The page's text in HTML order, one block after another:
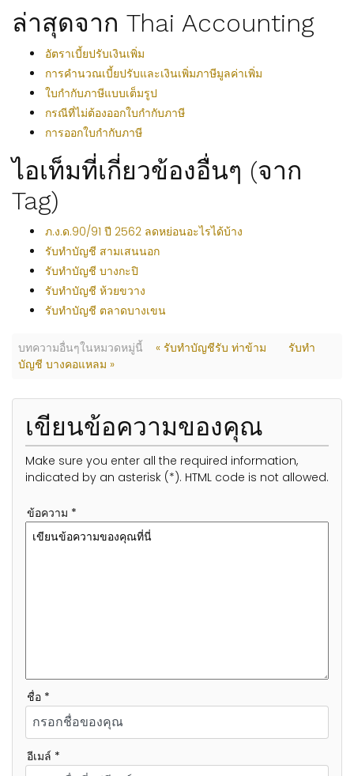
ล่าสุดจาก Thai Accounting
อัตราเบี้ยปรับเงินเพิ่ม
การคำนวณเบี้ยปรับและเงินเพิ่มภาษีมูลค่าเพิ่ม
ใบกำกับภาษีแบบเต็มรูป
กรณีที่ไม่ต้องออกใบกำกับภาษี
การออกใบกำกับภาษี
ไอเท็มที่เกี่ยวข้องอื่นๆ (จาก
Tag)
ภ.ง.ด.90/91 ปี 2562 ลดหย่อนอะไรได้บ้าง
รับทำบัญชี สามเสนนอก
รับทำบัญชี บางกะปิ
รับทำบัญชี ห้วยขวาง
รับทำบัญชี ตลาดบางเขน
บทความอื่นๆในหมวดหมู่นี้ « รับทำบัญชีรับ ท่าข้าม
รับทำ
บัญชี บางคอแหลม »
เขียนข้อความของคุณ
Make sure you enter all the required information,
indicated by an asterisk (*). HTML code is not allowed.
ข้อความ *
ชื่อ *
อีเมล์ *